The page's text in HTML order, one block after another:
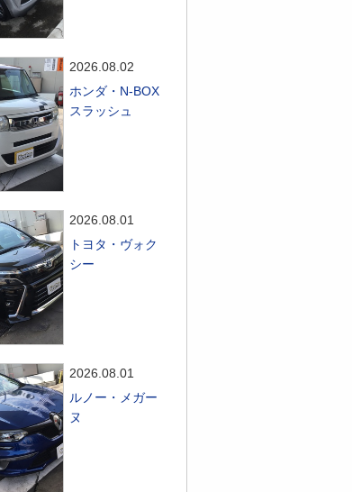
2026.08.02
ホンダ・N-BOX
スラッシュ
2026.08.01
トヨタ・ヴォク
シー
2026.08.01
ルノー・メガー
ヌ